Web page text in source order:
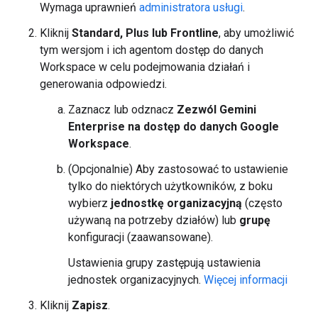
Wymaga uprawnień administratora usługi.
Kliknij Standard, Plus lub Frontline, aby umożliwić
tym wersjom i ich agentom dostęp do danych
Workspace w celu podejmowania działań i
generowania odpowiedzi.
Zaznacz lub odznacz Zezwól Gemini
Enterprise na dostęp do danych Google
Workspace.
(Opcjonalnie) Aby zastosować to ustawienie
tylko do niektórych użytkowników, z boku
wybierz jednostkę organizacyjną (często
używaną na potrzeby działów) lub grupę
konfiguracji (zaawansowane).
Ustawienia grupy zastępują ustawienia
jednostek organizacyjnych. Więcej informacji
Kliknij Zapisz.